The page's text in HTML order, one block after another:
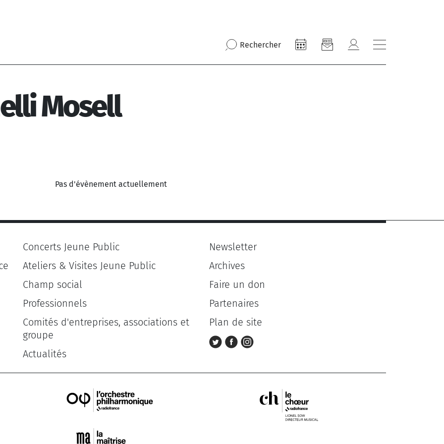
Rechercher
Mosell
Pas d'évènement actuellement
Concerts Jeune Public
Ateliers & Visites Jeune Public
Champ social
Professionnels
Comités d'entreprises, associations et
groupe
Actualités
Newsletter
Archives
Faire un don
Partenaires
Plan de site